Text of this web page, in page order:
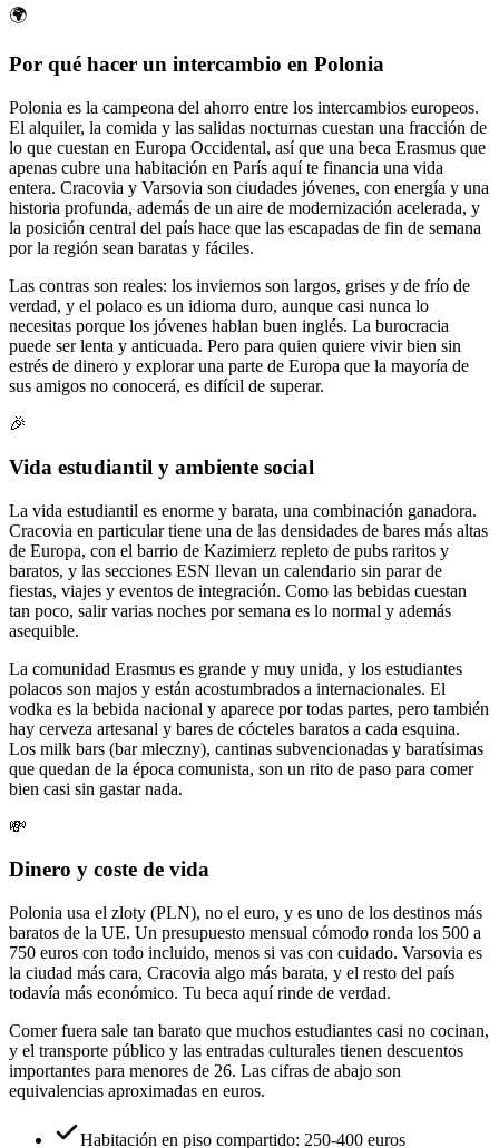
🌍
Por qué hacer un intercambio en Polonia
Polonia es la campeona del ahorro entre los intercambios europeos.
El alquiler, la comida y las salidas nocturnas cuestan una fracción de
lo que cuestan en Europa Occidental, así que una beca Erasmus que
apenas cubre una habitación en París aquí te financia una vida
entera. Cracovia y Varsovia son ciudades jóvenes, con energía y una
historia profunda, además de un aire de modernización acelerada, y
la posición central del país hace que las escapadas de fin de semana
por la región sean baratas y fáciles.
Las contras son reales: los inviernos son largos, grises y de frío de
verdad, y el polaco es un idioma duro, aunque casi nunca lo
necesitas porque los jóvenes hablan buen inglés. La burocracia
puede ser lenta y anticuada. Pero para quien quiere vivir bien sin
estrés de dinero y explorar una parte de Europa que la mayoría de
sus amigos no conocerá, es difícil de superar.
🎉
Vida estudiantil y ambiente social
La vida estudiantil es enorme y barata, una combinación ganadora.
Cracovia en particular tiene una de las densidades de bares más altas
de Europa, con el barrio de Kazimierz repleto de pubs raritos y
baratos, y las secciones ESN llevan un calendario sin parar de
fiestas, viajes y eventos de integración. Como las bebidas cuestan
tan poco, salir varias noches por semana es lo normal y además
asequible.
La comunidad Erasmus es grande y muy unida, y los estudiantes
polacos son majos y están acostumbrados a internacionales. El
vodka es la bebida nacional y aparece por todas partes, pero también
hay cerveza artesanal y bares de cócteles baratos a cada esquina.
Los milk bars (bar mleczny), cantinas subvencionadas y baratísimas
que quedan de la época comunista, son un rito de paso para comer
bien casi sin gastar nada.
💸
Dinero y coste de vida
Polonia usa el zloty (PLN), no el euro, y es uno de los destinos más
baratos de la UE. Un presupuesto mensual cómodo ronda los 500 a
750 euros con todo incluido, menos si vas con cuidado. Varsovia es
la ciudad más cara, Cracovia algo más barata, y el resto del país
todavía más económico. Tu beca aquí rinde de verdad.
Comer fuera sale tan barato que muchos estudiantes casi no cocinan,
y el transporte público y las entradas culturales tienen descuentos
importantes para menores de 26. Las cifras de abajo son
equivalencias aproximadas en euros.
Habitación en piso compartido: 250-400 euros